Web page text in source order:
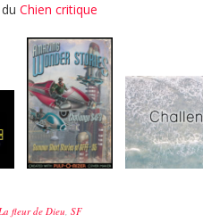
Chien critique
fleur de Dieu, SF